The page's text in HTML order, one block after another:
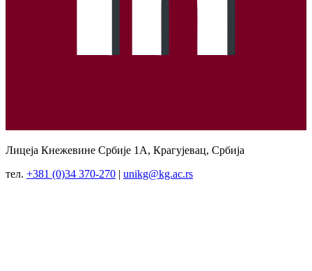
Лицеја Кнежевине Србије 1А, Крагујевац, Србија
тел. +381 (0)34 370-270 | unikg@kg.ac.rs